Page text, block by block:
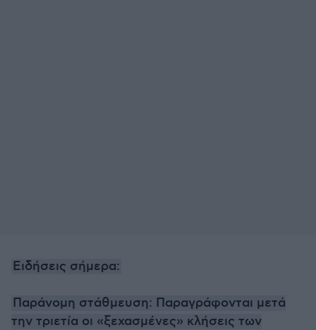
Ειδήσεις σήμερα:
Παράνομη στάθμευση: Παραγράφονται μετά
την τριετία οι «ξεχασμένες» κλήσεις των